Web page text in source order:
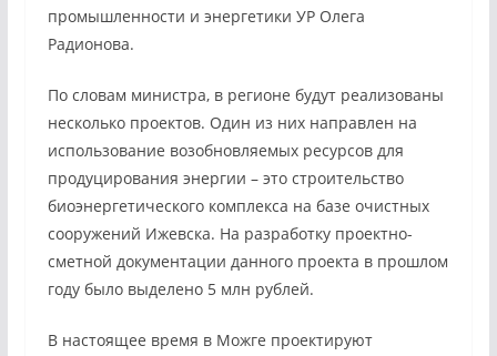
промышленности и энергетики УР Олега
Радионова.
По словам министра, в регионе будут реализованы
несколько проектов. Один из них направлен на
использование возобновляемых ресурсов для
продуцирования энергии – это строительство
биоэнергетического комплекса на базе очистных
сооружений Ижевска. На разработку проектно-
сметной документации данного проекта в прошлом
году было выделено 5 млн рублей.
В настоящее время в Можге проектируют